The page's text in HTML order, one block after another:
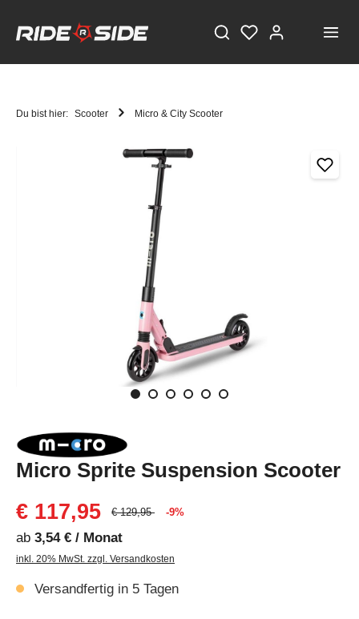
Du bist hier: Scooter Micro & City Scooter
Micro Sprite Suspension Scooter
€ 117,95
€ 129,95 -9%
ab 3,54 € / Monat
inkl. 20% MwSt. zzgl. Versandkosten
Versandfertig in 5 Tagen